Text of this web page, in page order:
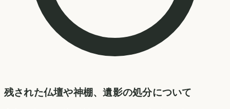
残された仏壇や神棚、遺影の処分について